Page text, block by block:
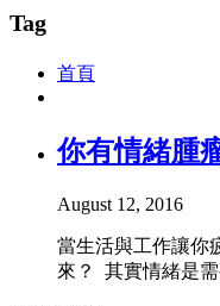
Tag
首頁
你有情緒腫
August 12, 2016
當生活與工作讓你
來？ 其實情緒是